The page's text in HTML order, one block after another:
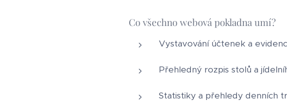
Co všechno webová pokladna umí?
Vystavování účtenek a
Přehledný rozpis stolů a
Statistiky a přehledy denních